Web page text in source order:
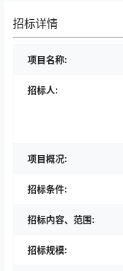
招标详情
项目名称:
招标人:
项目概况:
招标条件:
招标内容、范围:
招标规模: